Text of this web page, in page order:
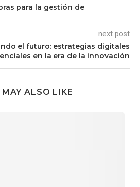
para la gestión de
next post
el futuro: estrategias digitales
en la era de la innovación
MAY ALSO LIKE